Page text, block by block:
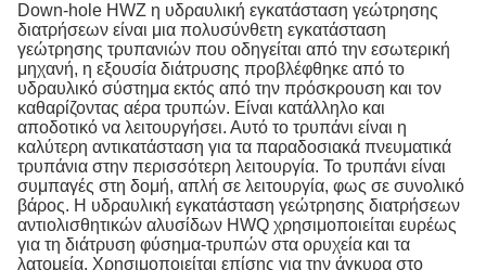
Down-hole HWZ η υδραυλική εγκατάσταση γεώτρησης
διατρήσεων είναι μια πολυσύνθετη εγκατάσταση
γεώτρησης τρυπανιών που οδηγείται από την εσωτερική
μηχανή, η εξουσία διάτρυσης προβλέφθηκε από το
υδραυλικό σύστημα εκτός από την πρόσκρουση και τον
καθαρίζοντας αέρα τρυπών. Είναι κατάλληλο και
αποδοτικό να λειτουργήσει. Αυτό το τρυπάνι είναι η
καλύτερη αντικατάσταση για τα παραδοσιακά πνευματικά
τρυπάνια στην περισσότερη λειτουργία. Το τρυπάνι είναι
συμπαγές στη δομή, απλή σε λειτουργία, φως σε συνολικό
βάρος. Η υδραυλική εγκατάσταση γεώτρησης διατρήσεων
αντιολισθητικών αλυσίδων HWQ χρησιμοποιείται ευρέως
για τη διάτρυση φύσημα-τρυπών στα ορυχεία και τα
λατομεία. Χρησιμοποιείται επίσης για την άγκυρα στο